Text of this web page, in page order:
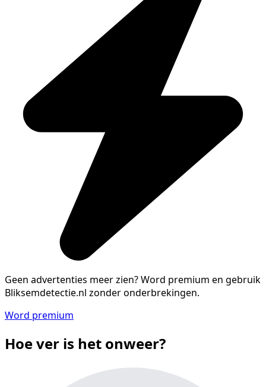
Geen advertenties meer zien?Word premium en gebruik
Bliksemdetectie.nl zonder onderbrekingen.
Word premium
Hoe ver is het onweer?